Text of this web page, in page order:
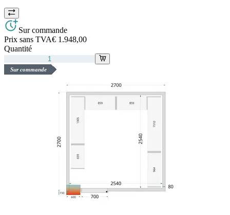
Sur commande
Prix sans TVA€ 1.948,00
Quantité
Sur commande